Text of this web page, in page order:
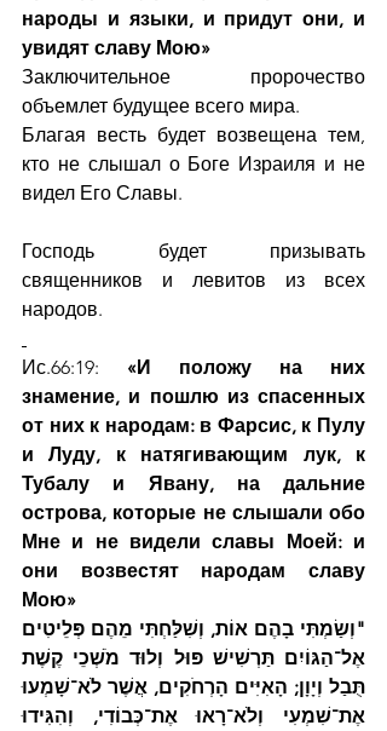
народы и языки, и придут они, и
увидят славу Мою»
Заключительное пророчество
объемлет будущее всего мира.
Благая весть будет возвещена тем,
кто не слышал о Боге Израиля и не
видел Его Славы.
Господь будет призывать
священников и левитов из всех
народов.
Ис.66:19: «И положу на них
знамение, и пошлю из спасенных
от них к народам: в Фарсис, к Пулу
и Луду, к натягивающим лук, к
Тубалу и Явану, на дальние
острова, которые не слышали обо
Мне и не видели славы Моей: и
они возвестят народам славу
Мою»
תֻּבַל וְיָוָן; הָאִיִּים הָרְחֹקִים, אֲשֶׁר לֹא־שָׁמְעוּ
אֶת־שִׁמְעִי וְלֹא־רָאוּ אֶת־כְּבוֹדִי, וְהִגִּידוּ